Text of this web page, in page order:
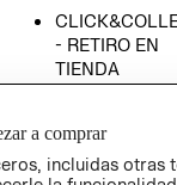
- RETIRO EN
TIENDA
CONDICIONES
AVISO DE
a comprar
incluidas otras